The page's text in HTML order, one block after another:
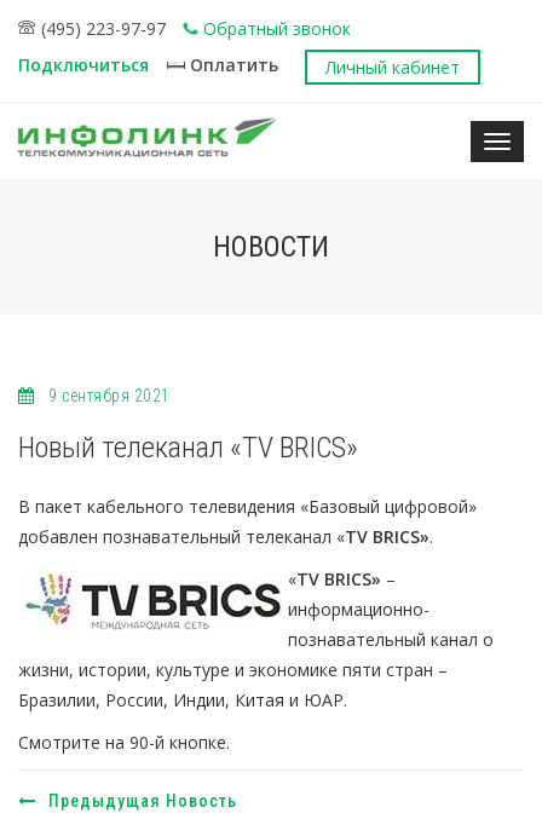
(495) 223-97-97
Обратный звонок
Подключиться
Оплатить Личный кабинет
НОВОСТИ
9 сентября 2021
Новый телеканал «TV BRICS»
В пакет кабельного телевидения «Базовый цифровой»
добавлен познавательный телеканал «TV BRICS».
«TV BRICS» –
информационно-
познавательный канал о
жизни, истории, культуре и экономике пяти стран –
Бразилии, России, Индии, Китая и ЮАР.
Смотрите на 90-й кнопке.
Предыдущая Новость